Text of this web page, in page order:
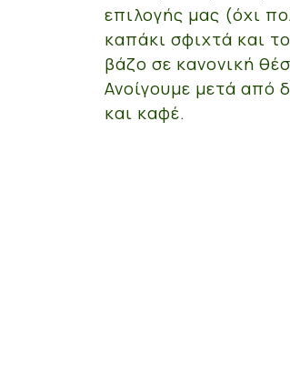
επιλογής μας (όχι
καπάκι σφιχτά και
βάζο σε κανονική
Ανοίγουμε μετά από
και καφέ.